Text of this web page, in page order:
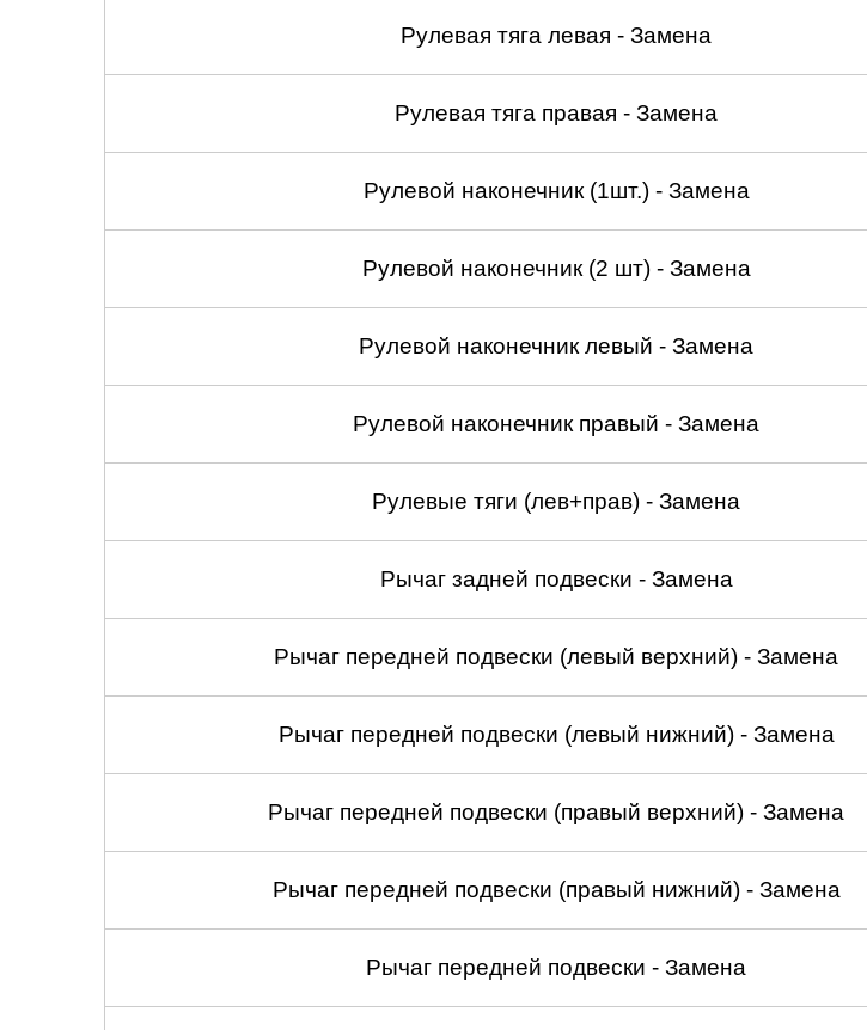
Рулевая тяга левая - Замена
Рулевая тяга правая - Замена
Рулевой наконечник (1шт.) - Замена
Рулевой наконечник (2 шт) - Замена
Рулевой наконечник левый - Замена
Рулевой наконечник правый - Замена
Рулевые тяги (лев+прав) - Замена
Рычаг задней подвески - Замена
Рычаг передней подвески (левый верхний) - Замена
Рычаг передней подвески (левый нижний) - Замена
Рычаг передней подвески (правый верхний) - Замена
Рычаг передней подвески (правый нижний) - Замена
Рычаг передней подвески - Замена